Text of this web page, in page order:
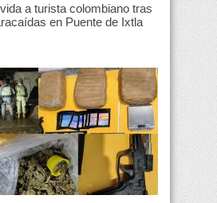
a turista colombiano tras
en Puente de Ixtla